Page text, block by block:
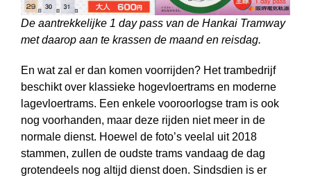
De aantrekkelijke 1 day pass van de Hankai Tramway
met daarop aan te krassen de maand en reisdag.
En wat zal er dan komen voorrijden? Het trambedrijf
beschikt over klassieke hogevloertrams en moderne
lagevloertrams. Een enkele vooroorlogse tram is ook
nog voorhanden, maar deze rijden niet meer in de
normale dienst. Hoewel de foto’s veelal uit 2018
stammen, zullen de oudste trams vandaag de dag
groten­deels nog altijd dienst doen. Sindsdien is er